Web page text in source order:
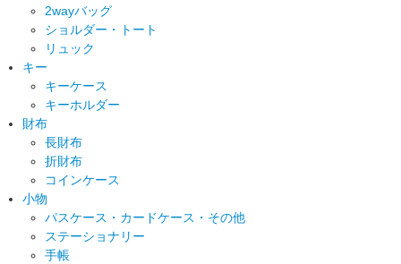
2wayバッグ
ショルダー・トート
リュック
キー
キーケース
キーホルダー
財布
長財布
折財布
コインケース
小物
パスケース・カードケース・その他
ステーショナリー
手帳